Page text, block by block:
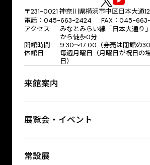
〒231-0021 神奈川県横浜市中区日本大通12
電話：045-663-2424 FAX：045-
アクセス
みなとみらい線「日本大通り
から徒歩0分
開館時間
9:30～17:00（券売は閉館の30
休館日
毎週月曜日（月曜日が祝日の
日）
来館案内
展覧会・イベント
常設展